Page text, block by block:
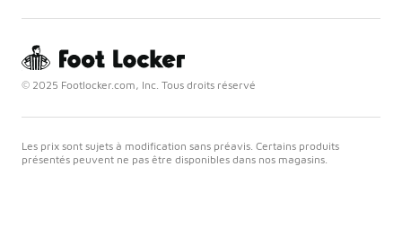
© 2025 Footlocker.com, Inc. Tous droits réservé
Les prix sont sujets à modification sans préavis. Certains produits
présentés peuvent ne pas être disponibles dans nos magasins.